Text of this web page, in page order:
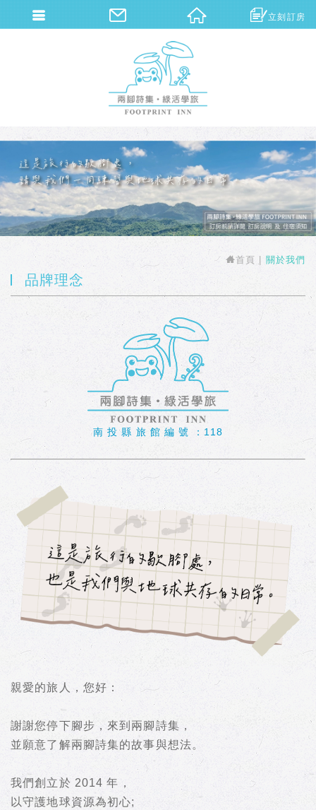
首頁 關於我們
品牌理念
南 投 縣 旅 館 編 號 ：118
親愛的旅人，您好：
謝謝您停下腳步，來到兩腳詩集，
並願意了解兩腳詩集的故事與想法。
我們創立於 2014 年，
以守護地球資源為初心;
立刻訂房